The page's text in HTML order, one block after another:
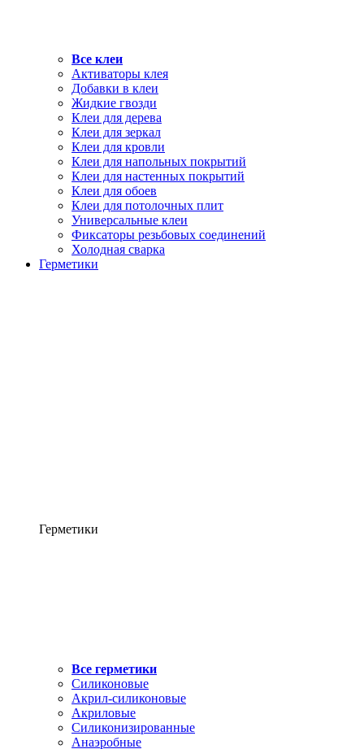
Все клеи
Активаторы клея
Добавки в клеи
Жидкие гвозди
Клеи для дерева
Клеи для зеркал
Клеи для кровли
Клеи для напольных покрытий
Клеи для настенных покрытий
Клеи для обоев
Клеи для потолочных плит
Универсальные клеи
Фиксаторы резьбовых соединений
Холодная сварка
Герметики
Герметики
Все герметики
Силиконовые
Акрил-силиконовые
Акриловые
Силиконизированные
Анаэробные